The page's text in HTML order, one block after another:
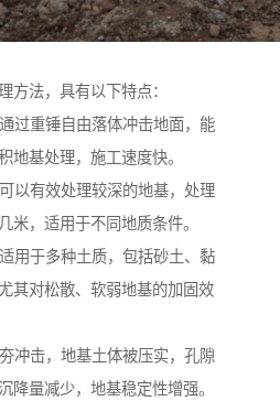
方法，具有以下特点：
过重锤自由落体冲击地面，能
地基处理，施工速度快。
以有效处理较深的地基，处理
米，适用于不同地质条件。
用于多种土质，包括砂土、黏
其对松散、软弱地基的加固效
冲击，地基土体被压实，孔隙
降量减少，地基稳定性增强。